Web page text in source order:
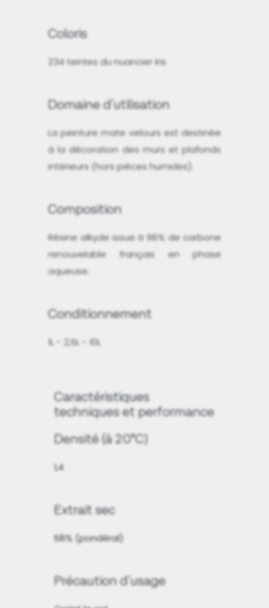
Coloris
234 teintes du nuancier Iris
Domaine d'utilisation
La peinture mate velours est destinée
à la décoration des murs et plafonds
intérieurs (hors pièces humides).
Composition
Résine alkyde issue à 98% de carbone
renouvelable français en phase
aqueuse.
Conditionnement
1L - 2,5L - 10L
Caractéristiques
techniques et performance
Densité (à 20°C)
1,4
Extrait sec
58% (pondéral)
Précaution d'usage